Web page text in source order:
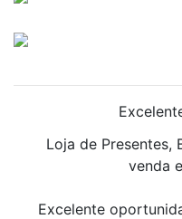
Loja de Presentes,
venda
Excelente